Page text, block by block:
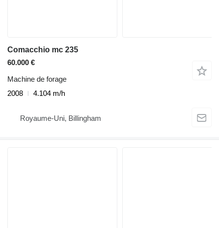
Comacchio mc 235
60.000 €
Machine de forage
2008
4.104 m/h
Royaume-Uni, Billingham